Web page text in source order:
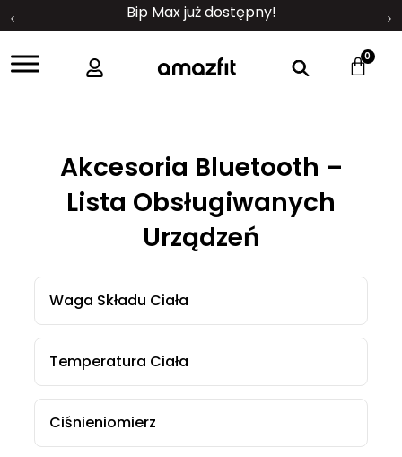
Bip Max już dostępny!
0
Akcesoria Bluetooth –
Lista Obsługiwanych
Urządzeń
Waga Składu Ciała
Temperatura Ciała
Ciśnieniomierz